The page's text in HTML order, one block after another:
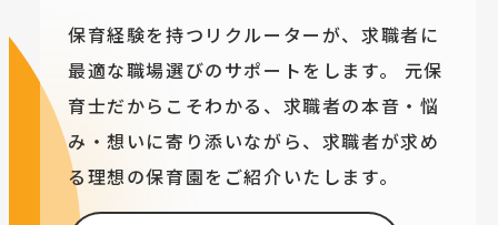
保育経験を持つリクルーターが、求職者に
最適な職場選びのサポートをします。 元保
育士だからこそわかる、求職者の本音・悩
み・想いに寄り添いながら、求職者が求め
る理想の保育園をご紹介いたします。